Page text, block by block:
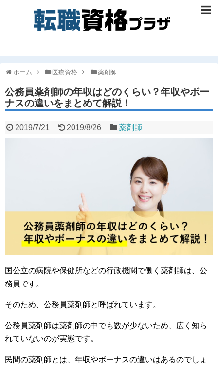
ホーム 医療資格 薬剤師
公務員薬剤師の年収はどのくらい？年収やボー
ナスの違いをまとめて解説！
2019/7/21 2019/8/26 薬剤師
国公立の病院や保健所などの行政機関で働く薬剤師は、公
務員です。
そのため、公務員薬剤師と呼ばれています。
公務員薬剤師は薬剤師の中でも数が少ないため、広く知ら
れていないのが実態です。
民間の薬剤師とは、年収やボーナスの違いはあるのでしょ